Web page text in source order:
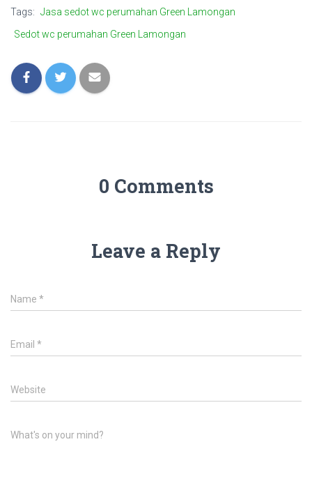
Tags: Jasa sedot wc perumahan Green Lamongan
Sedot wc perumahan Green Lamongan
0 Comments
Leave a Reply
Name *
Email *
Website
What's on your mind?